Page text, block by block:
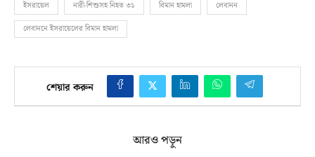
ইসরায়েল নারী-শিশুসহ নিহত ৩১ বিমান হামলা
লেবানন
লেবাননে ইসরায়েলের বিমান হামলা
শেয়ার করুন
আরও পড়ুন